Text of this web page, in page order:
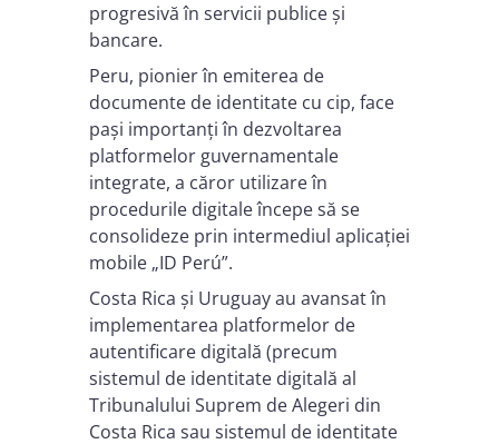
progresivă în servicii publice și
bancare.
Peru, pionier în emiterea de
documente de identitate cu cip, face
pași importanți în dezvoltarea
platformelor guvernamentale
integrate, a căror utilizare în
procedurile digitale începe să se
consolideze prin intermediul aplicației
mobile „ID Perú”.
Costa Rica și Uruguay au avansat în
implementarea platformelor de
autentificare digitală (precum
sistemul de identitate digitală al
Tribunalului Suprem de Alegeri din
Costa Rica sau sistemul de identitate